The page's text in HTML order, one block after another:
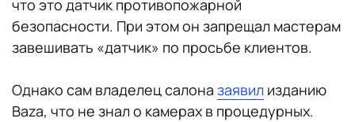
что это датчик противопожарной
безопасности. При этом он запрещал мастерам
завешивать «датчик» по просьбе клиентов.
Однако сам владелец салона заявил изданию
Baza, что не знал о камерах в процедурных.